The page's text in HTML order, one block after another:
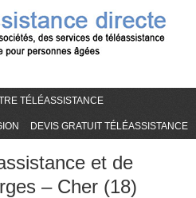
TÉLÉASSISTANCE
DEVIS GRATUIT TÉLÉASSISTANCE
et de
– Cher (18)